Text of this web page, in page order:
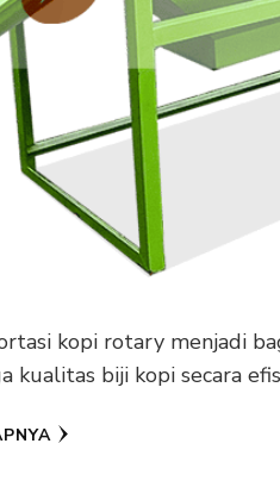
kopi rotary menjadi
kualitas biji kopi secara